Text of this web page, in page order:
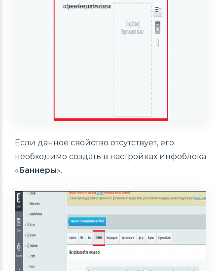
Если данное свойство отсутствует, его
необходимо создать в настройках инфоблока
«Баннеры».